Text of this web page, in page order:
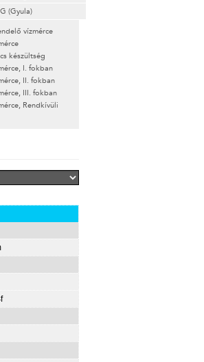
(Gyula)
vízmérce
készültség
I. fokban
II. fokban
III. fokban
Rendkívüli